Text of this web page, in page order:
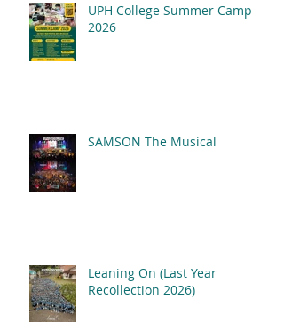
UPH College Summer Camp
2026
SAMSON The Musical
Leaning On (Last Year
Recollection 2026)